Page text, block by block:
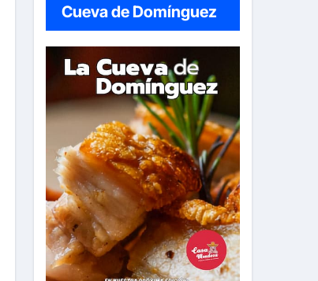
Cueva de Domínguez